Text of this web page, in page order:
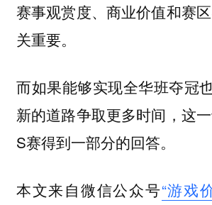
赛事观赏度、商业价值和赛
关重要。
而如果能够实现全华班夺冠
新的道路争取更多时间，这
S赛得到一部分的回答。
本文来自微信公众号“游戏